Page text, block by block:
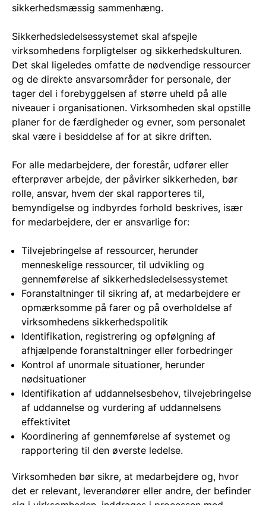
sikkerhedsmæssig sammenhæng.
Sikkerhedsledelsessystemet skal afspejle
virksomhedens forpligtelser og sikkerhedskulturen.
Det skal ligeledes omfatte de nødvendige ressourcer
og de direkte ansvarsområder for personale, der
tager del i forebyggelsen af større uheld på alle
niveauer i organisationen. Virksomheden skal opstille
planer for de færdigheder og evner, som personalet
skal være i besiddelse af for at sikre driften.
For alle medarbejdere, der forestår, udfører eller
efterprøver arbejde, der påvirker sikkerheden, bør
rolle, ansvar, hvem der skal rapporteres til,
bemyndigelse og indbyrdes forhold beskrives, især
for medarbejdere, der er ansvarlige for:
Tilvejebringelse af ressourcer, herunder
menneskelige ressourcer, til udvikling og
gennemførelse af sikkerhedsledelsessystemet
Foranstaltninger til sikring af, at medarbejdere er
opmærksomme på farer og på overholdelse af
virksomhedens sikkerhedspolitik
Identifikation, registrering og opfølgning af
afhjælpende foranstaltninger eller forbedringer
Kontrol af unormale situationer, herunder
nødsituationer
Identifikation af uddannelsesbehov, tilvejebringelse
af uddannelse og vurdering af uddannelsens
effektivitet
Koordinering af gennemførelse af systemet og
rapportering til den øverste ledelse.
Virksomheden bør sikre, at medarbejdere og, hvor
det er relevant, leverandører eller andre, der befinder